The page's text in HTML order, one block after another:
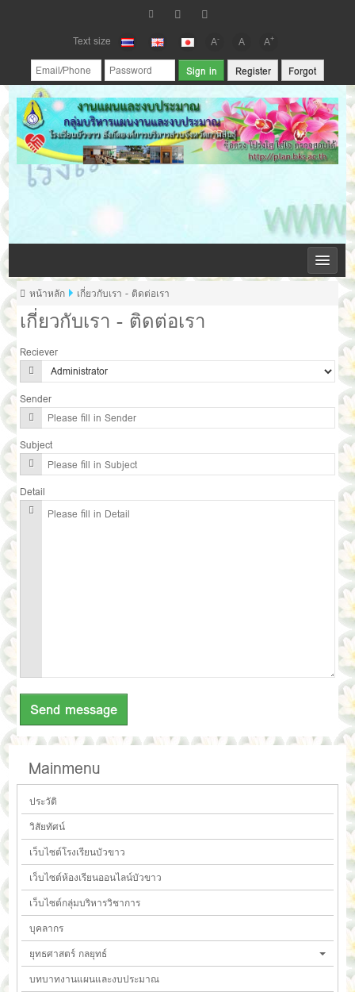
Text size A- A A+
Register Forgot
กลุ่มบริหารแผนงานและงบประมาณ โรงเรียนบัวขาว
เกี่ยวกับเรา - ติดต่อเรา
หน้าหลัก เกี่ยวกับเรา - ติดต่อเรา
Reciever
Sender
Subject
Detail
Send message
Mainmenu
ประวัติ
วิสัยทัศน์
เว็บไซต์โรงเรียนบัวขาว
เว็บไซต์ห้องเรียนออนไลน์บัวขาว
เว็บไซต์กลุ่มบริหารวิชาการ
บุคลากร
ยุทธศาสตร์ กลยุทธ์
บทบาทงานแผนและงบประมาณ